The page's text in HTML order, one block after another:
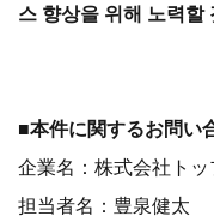
스 향상을 위해 노력할
■本件に関するお問い
企業名：株式会社ト
担当者名：豊泉健太